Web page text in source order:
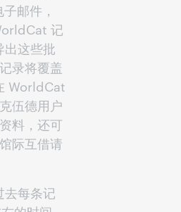
邮件，
记
出这些批
录将覆盖
WorldCat
伍德用户
料，还可
际互借请
去每条记